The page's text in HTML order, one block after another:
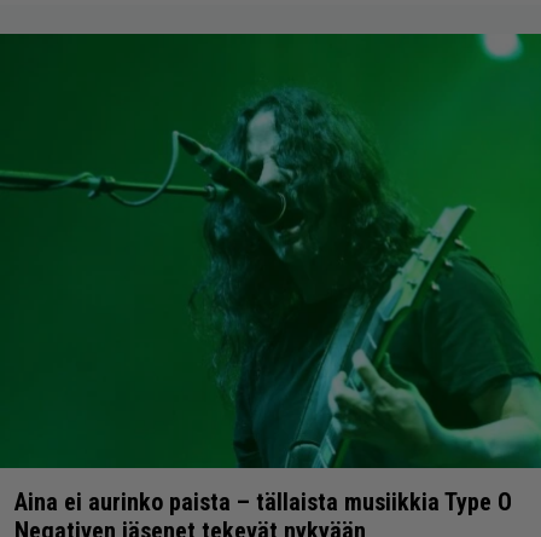
Aina ei aurinko paista – tällaista musiikkia Type O
Negativen jäsenet tekevät nykyään